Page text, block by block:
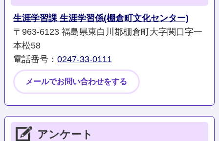
生涯学習課 生涯学習係(棚倉町文化センター)
〒963-6123 福島県東白川郡棚倉町大字関口字一
本松58
電話番号：0247-33-0111
メールでお問い合わせをする
アンケート